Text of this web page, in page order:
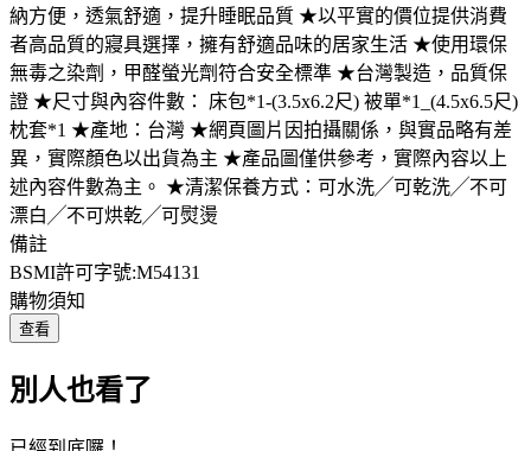
納方便，透氣舒適，提升睡眠品質 ★以平實的價位提供消費
者高品質的寢具選擇，擁有舒適品味的居家生活 ★使用環保
無毒之染劑，甲醛螢光劑符合安全標準 ★台灣製造，品質保
證 ★尺寸與內容件數： 床包*1-(3.5x6.2尺) 被單*1_(4.5x6.5尺)
枕套*1 ★產地：台灣 ★網頁圖片因拍攝關係，與實品略有差
異，實際顏色以出貨為主 ★產品圖僅供參考，實際內容以上
述內容件數為主。 ★清潔保養方式：可水洗╱可乾洗╱不可
漂白╱不可烘乾╱可熨燙
備註
BSMI許可字號:M54131
購物須知
查看
別人也看了